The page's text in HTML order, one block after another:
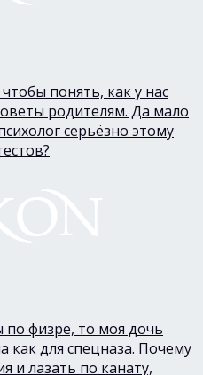
понять, как у нас
родителям. Да мало
серьёзно этому
по физре, то моя дочь
как для спецназа. Почему
и лазать по канату,